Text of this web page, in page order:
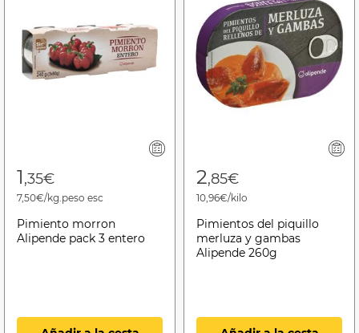
1,35€
7,50€/kg.peso esc
Pimiento morron
Alipende pack 3 entero
2,85€
10,96€/kilo
Pimientos del piquillo
merluza y gambas
Alipende 260g